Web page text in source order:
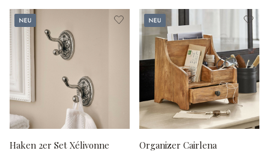
Neu
Haken 2er Set Xélivonne
Neu
Organizer Cairlena